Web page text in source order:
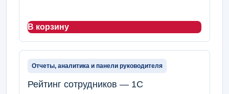
В корзину
Отчеты, аналитика и панели руководителя
Рейтинг сотрудников — 1С